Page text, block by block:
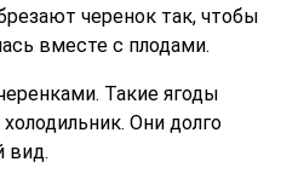
черенок так, чтобы
вместе с плодами.
Такие ягоды
Они долго
вид.